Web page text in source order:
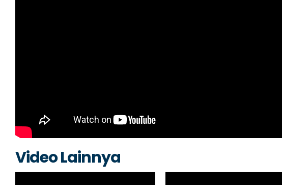
Video Lainnya